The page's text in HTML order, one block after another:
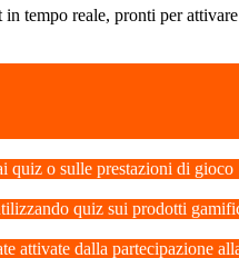
tempo reale, pronti per
quiz o sulle prestazioni di gioco
quiz sui prodotti
attivate dalla partecipazione